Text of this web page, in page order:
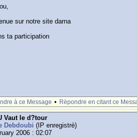
sur notre site darna
ta participation
à ce Message • Rèpondre en citant ce
Vaut le d?tour
Debdoubi (IP enregistrè)
2006 : 02:07